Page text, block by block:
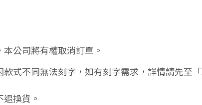
公司將有權取消訂單。
式不同無法刻字，如有刻字需求，詳情請先至
換貨。